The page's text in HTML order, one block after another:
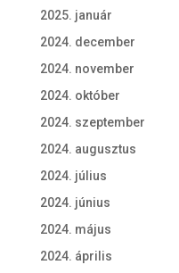
2025. január
2024. december
2024. november
2024. október
2024. szeptember
2024. augusztus
2024. július
2024. június
2024. május
2024. április